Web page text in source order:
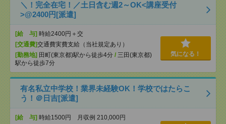
＼！完全在宅！／土日含む週2～OK<講座受付
>@2400円[派遣]
[給 与] 時給2400円＋交
[交通費]交通費実費支給（当社規定あり）
[勤務地] 田町(東京都)駅から徒歩4分 / 三田(東京都)
駅から徒歩7分
気になる！
有名私立中学校！業界未経験OK！学校ではたらこ
う！＠日吉[派遣]
[給 与] 時給1500円 月収例 210,000円